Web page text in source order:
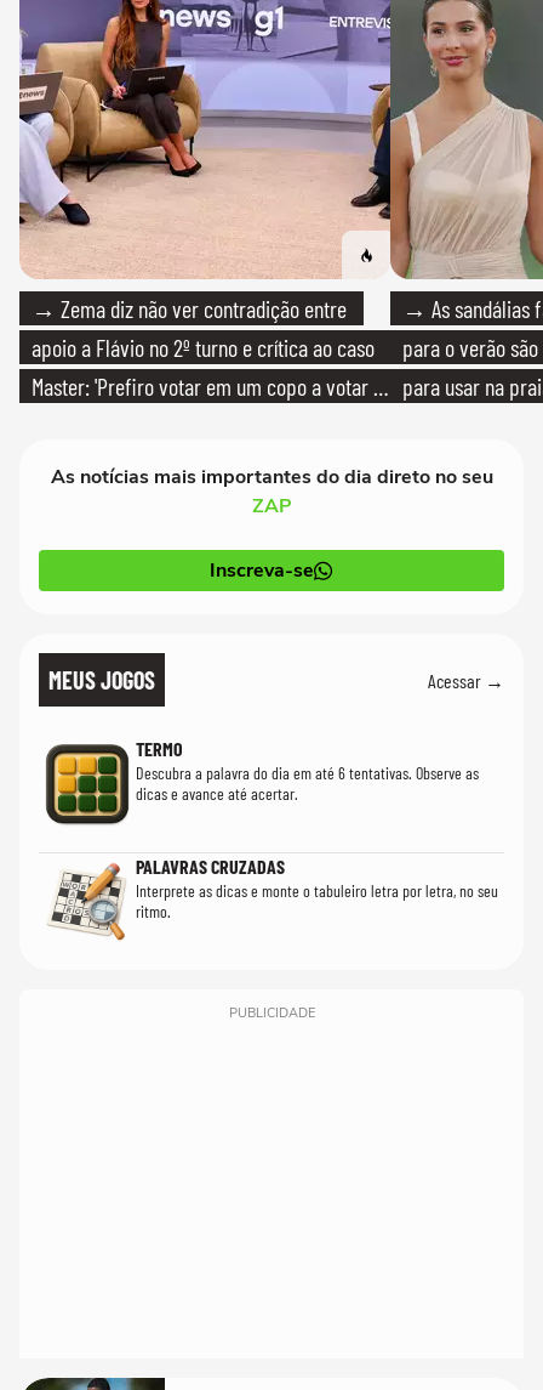
→ Zema diz não ver contradição entre
apoio a Flávio no 2º turno e crítica ao caso
Master: 'Prefiro votar em um copo a votar no
→ As sandálias
para o verão
para usar na
As notícias mais importantes do dia direto no seu
ZAP
Inscreva-se
MEUS JOGOS Acessar →
TERMO
Descubra a palavra do dia em até 6 tentativas. Observe as
dicas e avance até acertar.
PALAVRAS CRUZADAS
Interprete as dicas e monte o tabuleiro letra por letra, no seu
ritmo.
PUBLICIDADE